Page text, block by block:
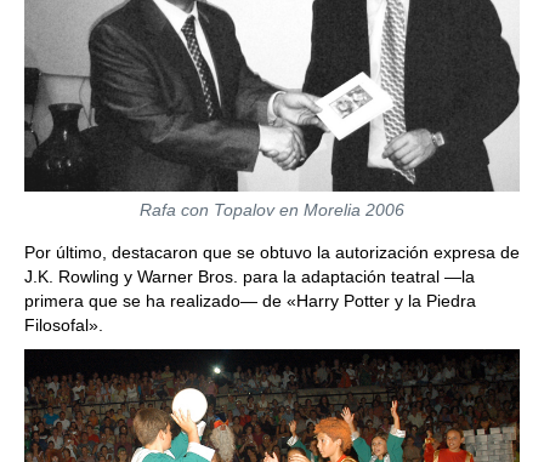
Rafa con Topalov en Morelia 2006
Por último, destacaron que se obtuvo la autorización expresa de
J.K. Rowling y Warner Bros. para la adaptación teatral —la
primera que se ha realizado— de «Harry Potter y la Piedra
Filosofal».